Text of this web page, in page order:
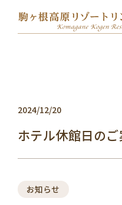
2024/12/20
ホテル休館日のご
お知らせ